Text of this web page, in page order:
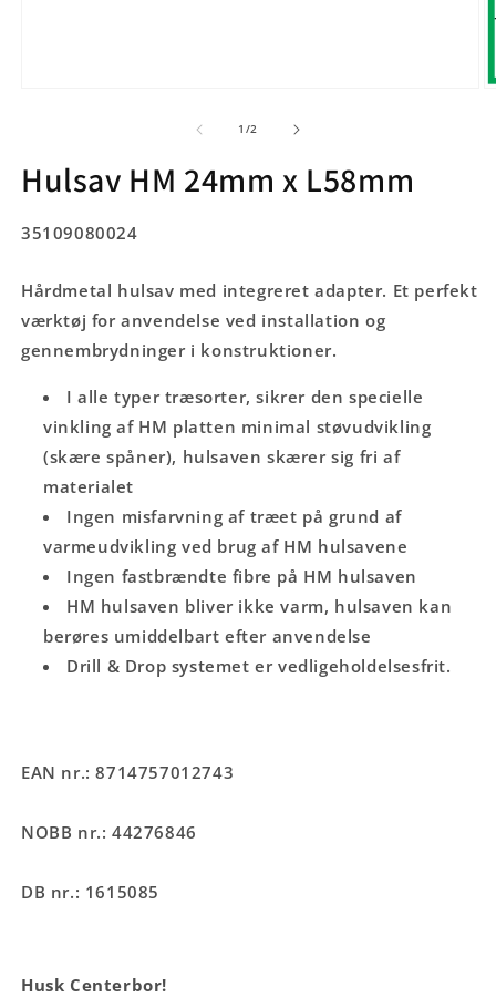
1 /af2
Hulsav HM 24mm x L58mm
SKU:
35109080024
Hårdmetal hulsav med integreret adapter. Et perfekt
værktøj for anvendelse ved installation og
gennembrydninger i konstruktioner.
I alle typer træsorter, sikrer den specielle
vinkling af HM platten minimal støvudvikling
(skære spåner), hulsaven skærer sig fri af
materialet
Ingen misfarvning af træet på grund af
varmeudvikling ved brug af HM hulsavene
Ingen fastbrændte fibre på HM hulsaven
HM hulsaven bliver ikke varm, hulsaven kan
berøres umiddelbart efter anvendelse
Drill & Drop systemet er vedligeholdelsesfrit.
EAN nr.: 8714757012743
NOBB nr.: 44276846
DB nr.: 1615085
Husk Centerbor!